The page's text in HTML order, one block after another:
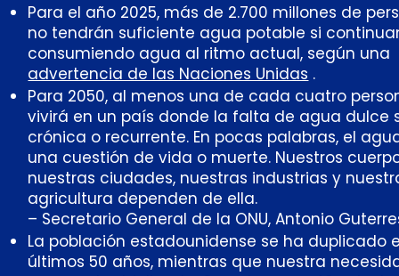
Para el año 2025, más de 2.700 millones de
no tendrán suficiente agua potable si
consumiendo agua al ritmo actual, según una
advertencia de las Naciones Unidas .
Para 2050, al menos una de cada cuatro
vivirá en un país donde la falta de agua dulce
crónica o recurrente. En pocas palabras, el
una cuestión de vida o muerte. Nuestros
nuestras ciudades, nuestras industrias y
agricultura dependen de ella.
– Secretario General de la ONU, Antonio
La población estadounidense se ha duplicado
últimos 50 años, mientras que nuestra